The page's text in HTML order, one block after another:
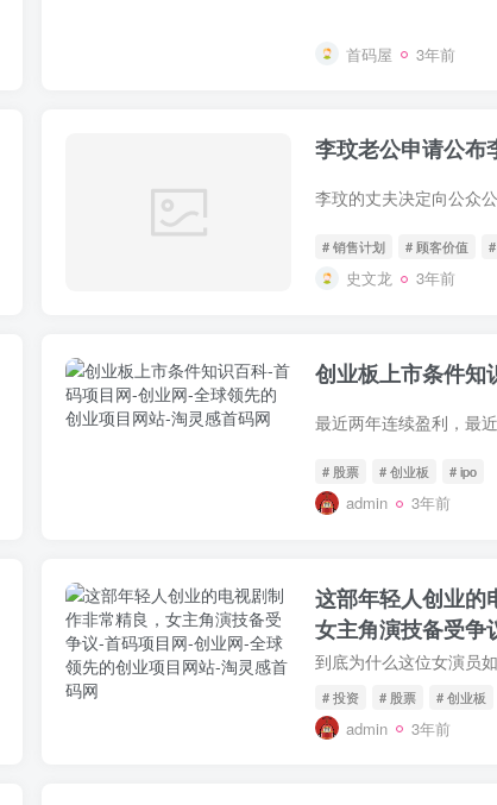
首码屋 3年前
李玟老公申请公布
# 销售计划 # 顾客价值
史文龙 3年前
创业板上市条件知
# 股票 # 创业板 # ipo
admin 3年前
这部年轻人创业的
女主角演技备受争
# 投资 # 股票 # 创业板
admin 3年前